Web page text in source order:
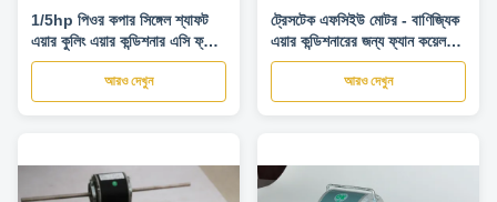
1/5hp পিওর কপার সিঙ্গেল শ্যাফট
এয়ার কুলিং এয়ার কন্ডিশনার এসি ফ্যান
মোটর 6T5
আরও দেখুন
ট্রেসটেক এফসিইউ মোটর - বাণিজ্যিক
এয়ার কন্ডিশনারের জন্য ফ্যান কয়েল
ইউনিট 100W মোটর
আরও দেখুন